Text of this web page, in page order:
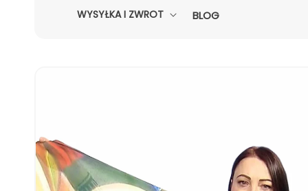
WYSYŁKA I ZWROT BLOG